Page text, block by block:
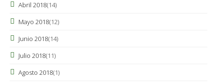
Abril 2018(14)
Mayo 2018(12)
Junio 2018(14)
Julio 2018(11)
Agosto 2018(1)